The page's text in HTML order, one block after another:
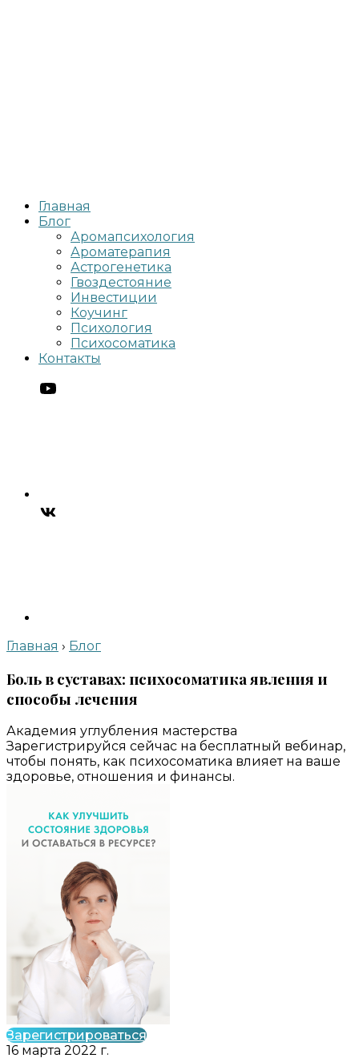
Главная
Блог
Аромапсихология
Ароматерапия
Астрогенетика
Гвоздестояние
Инвестиции
Коучинг
Психология
Психосоматика
Контакты
Главная › Блог
Боль в суставах: психосоматика явления и
способы лечения
Академия углубления мастерства
Зарегистрируйся сейчас на бесплатный вебинар,
чтобы понять, как психосоматика влияет на ваше
здоровье, отношения и финансы.
Зарегистрироваться
16 марта 2022 г.